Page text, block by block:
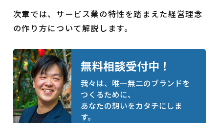
次章では、サービス業の特性を踏まえた経営理念
の作り方について解説します。
無料相談受付中！
我々は、唯一無二のブランドを
つくるために、
あなたの想いをカタチにしま
す。